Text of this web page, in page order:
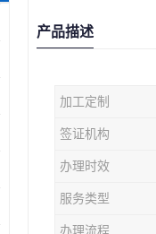
产品描述
加工定制
签证机构
办理时效
服务类型
办理流程